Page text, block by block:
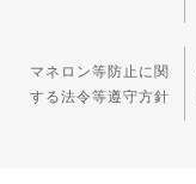
マネロン等防止に関
する法令等遵守方針